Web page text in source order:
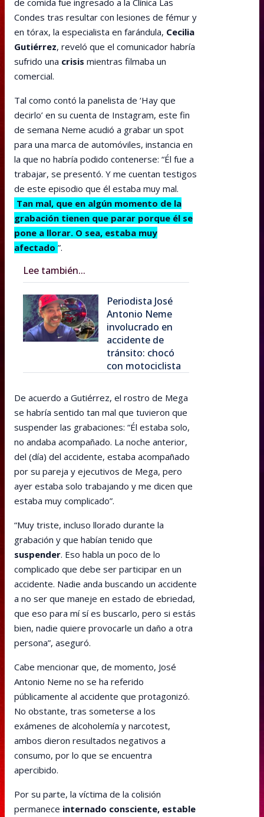
de comida fue ingresado a la Clínica Las
Condes tras resultar con lesiones de fémur y
en tórax, la especialista en farándula, Cecilia
Gutiérrez, reveló que el comunicador habría
sufrido una crisis mientras filmaba un
comercial.
Tal como contó la panelista de ‘Hay que
decirlo’ en su cuenta de Instagram, este fin
de semana Neme acudió a grabar un spot
para una marca de automóviles, instancia en
la que no habría podido contenerse: “Él fue a
trabajar, se presentó. Y me cuentan testigos
de este episodio que él estaba muy mal.
Tan mal, que en algún momento de la
grabación tienen que parar porque él se
pone a llorar. O sea, estaba muy
afectado ”.
Lee también...
Periodista José
Antonio Neme
involucrado en
accidente de
tránsito: chocó
con motociclista
De acuerdo a Gutiérrez, el rostro de Mega
se habría sentido tan mal que tuvieron que
suspender las grabaciones: “Él estaba solo,
no andaba acompañado. La noche anterior,
del (día) del accidente, estaba acompañado
por su pareja y ejecutivos de Mega, pero
ayer estaba solo trabajando y me dicen que
estaba muy complicado”.
“Muy triste, incluso llorado durante la
grabación y que habían tenido que
suspender. Eso habla un poco de lo
complicado que debe ser participar en un
accidente. Nadie anda buscando un accidente
a no ser que maneje en estado de ebriedad,
que eso para mí sí es buscarlo, pero si estás
bien, nadie quiere provocarle un daño a otra
persona”, aseguró.
Cabe mencionar que, de momento, José
Antonio Neme no se ha referido
públicamente al accidente que protagonizó.
No obstante, tras someterse a los
exámenes de alcoholemía y narcotest,
ambos dieron resultados negativos a
consumo, por lo que se encuentra
apercibido.
Por su parte, la víctima de la colisión
permanece internado consciente, estable